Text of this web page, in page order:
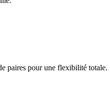
paires pour une flexibilité totale.